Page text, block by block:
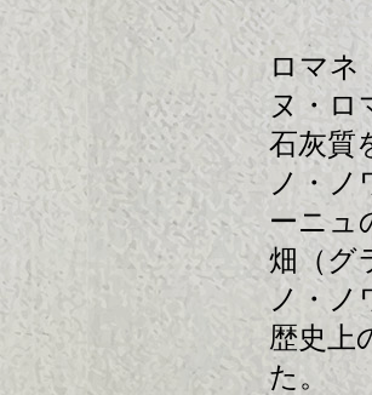
ロマネ
ヌ・ロ
石灰質
ノ・
ーニュ
畑（グ
ノ・ノ
歴史上
た。